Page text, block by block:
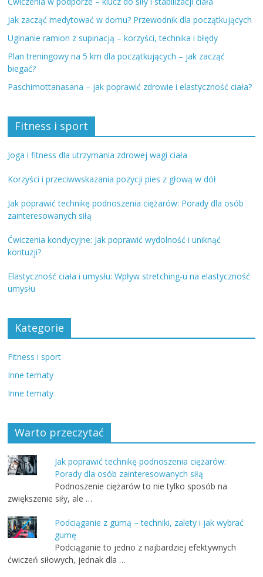
Jak zacząć medytować w domu? Przewodnik dla początkujących
Uginanie ramion z supinacją – korzyści, technika i błędy
Plan treningowy na 5 km dla początkujących – jak zacząć
biegać?
Paschimottanasana – jak poprawić zdrowie i elastyczność ciała?
Fitness i sport
Joga i fitness dla utrzymania zdrowej wagi ciała
Korzyści i przeciwwskazania pozycji pies z głową w dół
Jak poprawić technikę podnoszenia ciężarów: Porady dla osób
zainteresowanych siłą
Ćwiczenia kondycyjne: Jak poprawić wydolność i uniknąć
kontuzji?
Elastyczność ciała i umysłu: Wpływ stretching-u na elastyczność
umysłu
Kategorie
Fitness i sport
Inne tematy
Inne tematy
Warto przeczytać
Jak poprawić technikę podnoszenia ciężarów:
Porady dla osób zainteresowanych siłą
Podnoszenie ciężarów to nie tylko sposób na
zwiększenie siły, ale …
Podciąganie z gumą – techniki, zalety i jak wybrać
gumę
Podciąganie to jedno z najbardziej efektywnych
ćwiczeń siłowych, jednak dla …